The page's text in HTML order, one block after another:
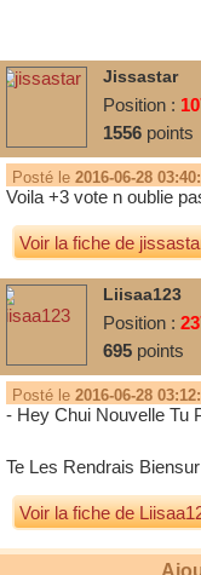
Jissastar
Position :
1556 points
Posté le 2016-06-28
Voila +3 vote n oublie
Voir la fiche de
Liisaa123
Position :
695 points
Posté le 2016-06-28
- Hey Chui Nouvelle Tu
Te Les Rendrais
Voir la fiche de